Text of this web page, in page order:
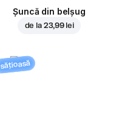
Șuncă din belșug
de la 23,99 lei
sățioasă